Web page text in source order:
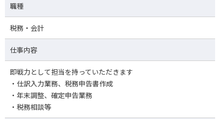
職種
税務・会計
仕事内容
即戦力として担当を持っていただきます
・仕訳入力業務、税務申告書作成
・年末調整、確定申告業務
・税務相談等